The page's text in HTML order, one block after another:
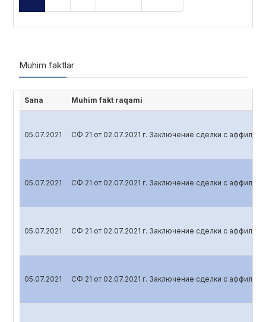
Muhim faktlar
Sana Muhim fakt raqami
05.07.2021 СФ 21 от 02.07.2021 г. Заключение сделки с
05.07.2021 СФ 21 от 02.07.2021 г. Заключение сделки с
05.07.2021 СФ 21 от 02.07.2021 г. Заключение сделки с
05.07.2021 СФ 21 от 02.07.2021 г. Заключение сделки с